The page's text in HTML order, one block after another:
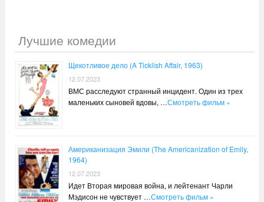
Лучшие комедии
Щекотливое дело (A Ticklish Affair, 1963)
12.07.2023
ВМС расследуют странный инцидент. Один из трех
маленьких сыновей вдовы, …Смотреть фильм »
Американизация Эмили (The Americanization of Emily,
1964)
12.07.2023
Идет Вторая мировая война, и лейтенант Чарли
Мэдисон не чувствует …Смотреть фильм »